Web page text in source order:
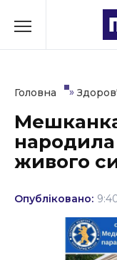
до
Культура
Освіта
Події
Політика
Головна »
живого
Опубліковано: